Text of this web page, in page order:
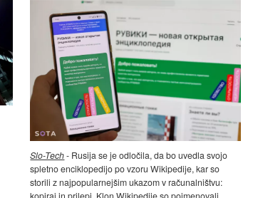
Slo-Tech- Rusija se je odločila, da bo uvedla svojo
spletno enciklopedijo po vzoru Wikipedije, kar so
storili z najpopularnejšim ukazom v računalništvu: